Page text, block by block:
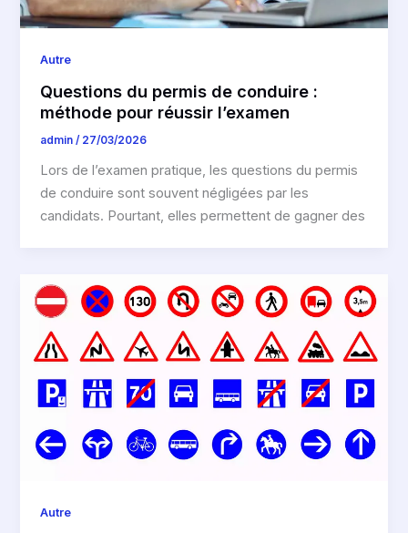
Autre
Questions du permis de conduire :
méthode pour réussir l’examen
admin/ 27/03/2026
Lors de l’examen pratique, les questions du permis
de conduire sont souvent négligées par les
candidats. Pourtant, elles permettent de gagner des
Autre